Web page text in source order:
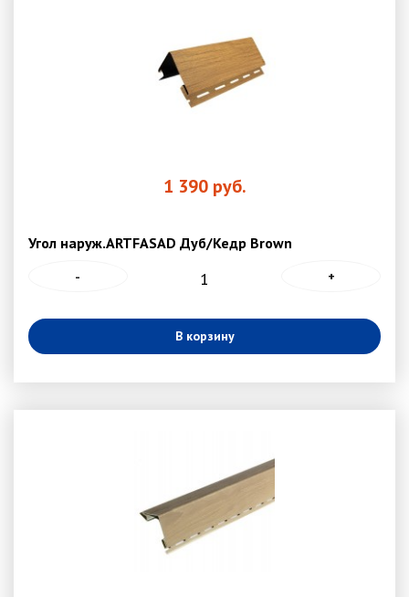
1 390руб.
Угол наруж.ARTFASAD Дуб/Кедр Brown
- +
В корзину